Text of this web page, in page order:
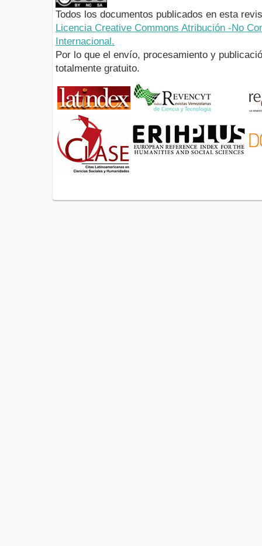
Todos los documentos publicados en esta
Licencia Creative Commons Atribución -No
Internacional.
Por lo que el envío, procesamiento y
totalmente gratuito.